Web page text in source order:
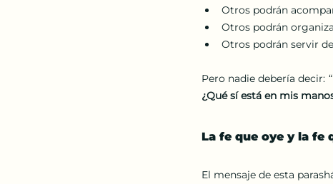
Otros podrán
Otros podrán
Otros podrán servir
¿Qué sí está en mis
La fe que oye y la fe
El mensaje de esta